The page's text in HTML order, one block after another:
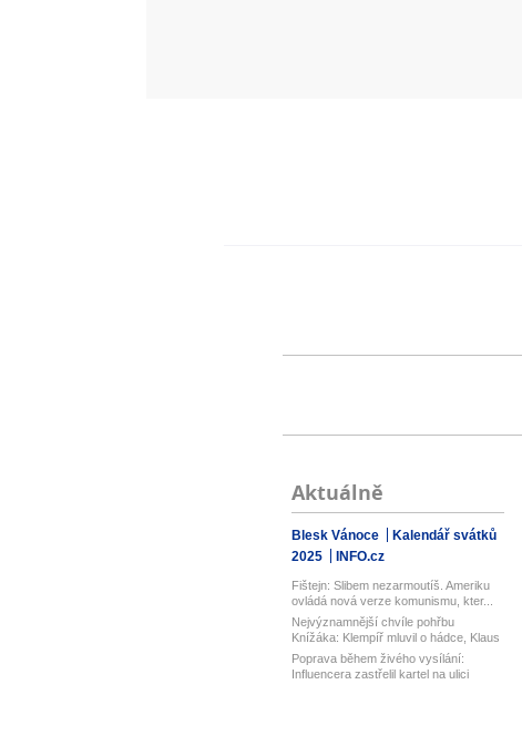
Aktuálně
Blesk Vánoce
Kalendář svátků
2025
INFO.cz
Fištejn: Slibem nezarmoutíš. Ameriku
ovládá nová verze komunismu, kter...
Nejvýznamnější chvíle pohřbu
Knížáka: Klempíř mluvil o hádce, Klaus
vz...
Poprava během živého vysílání:
Influencera zastřelil kartel na ulici